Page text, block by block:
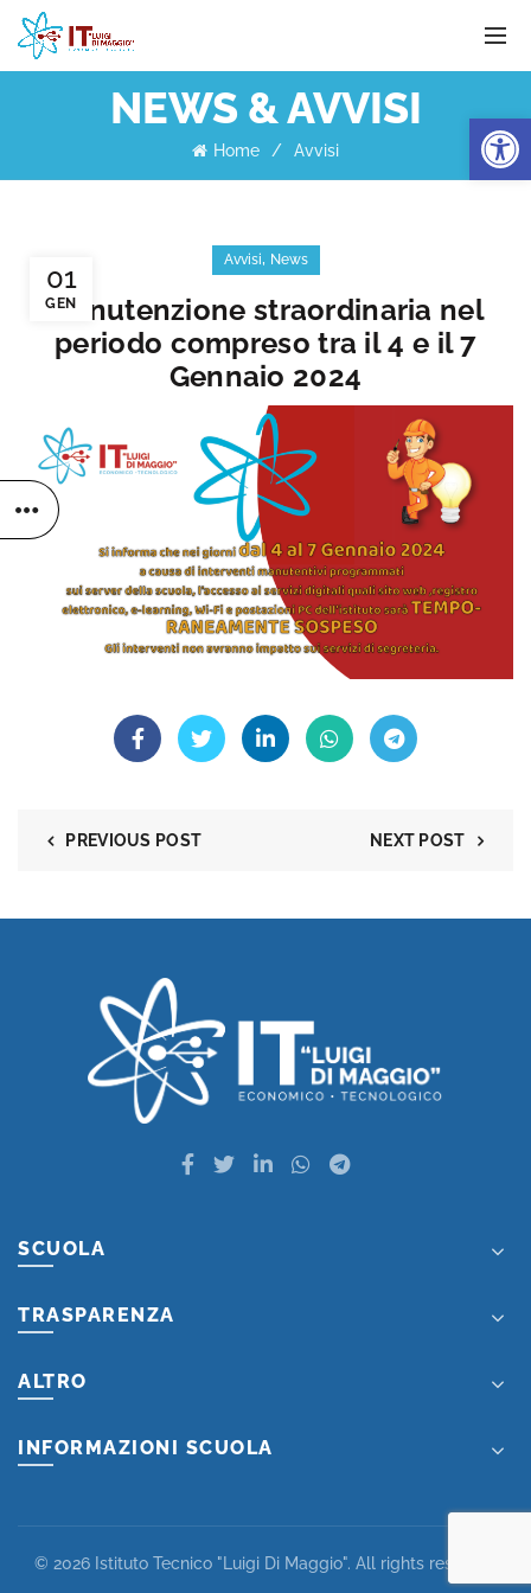
Apri la
NEWS & AVVISI
Home Avvisi
01
GEN
Avvisi, News
Manutenzione straordinaria nel
periodo compreso tra il 4 e il 7
Gennaio 2024
PREVIOUS POST NEXT POST
SCUOLA
TRASPARENZA
ALTRO
INFORMAZIONI SCUOLA
© 2026 Istituto Tecnico "Luigi Di Maggio". All rights reserved